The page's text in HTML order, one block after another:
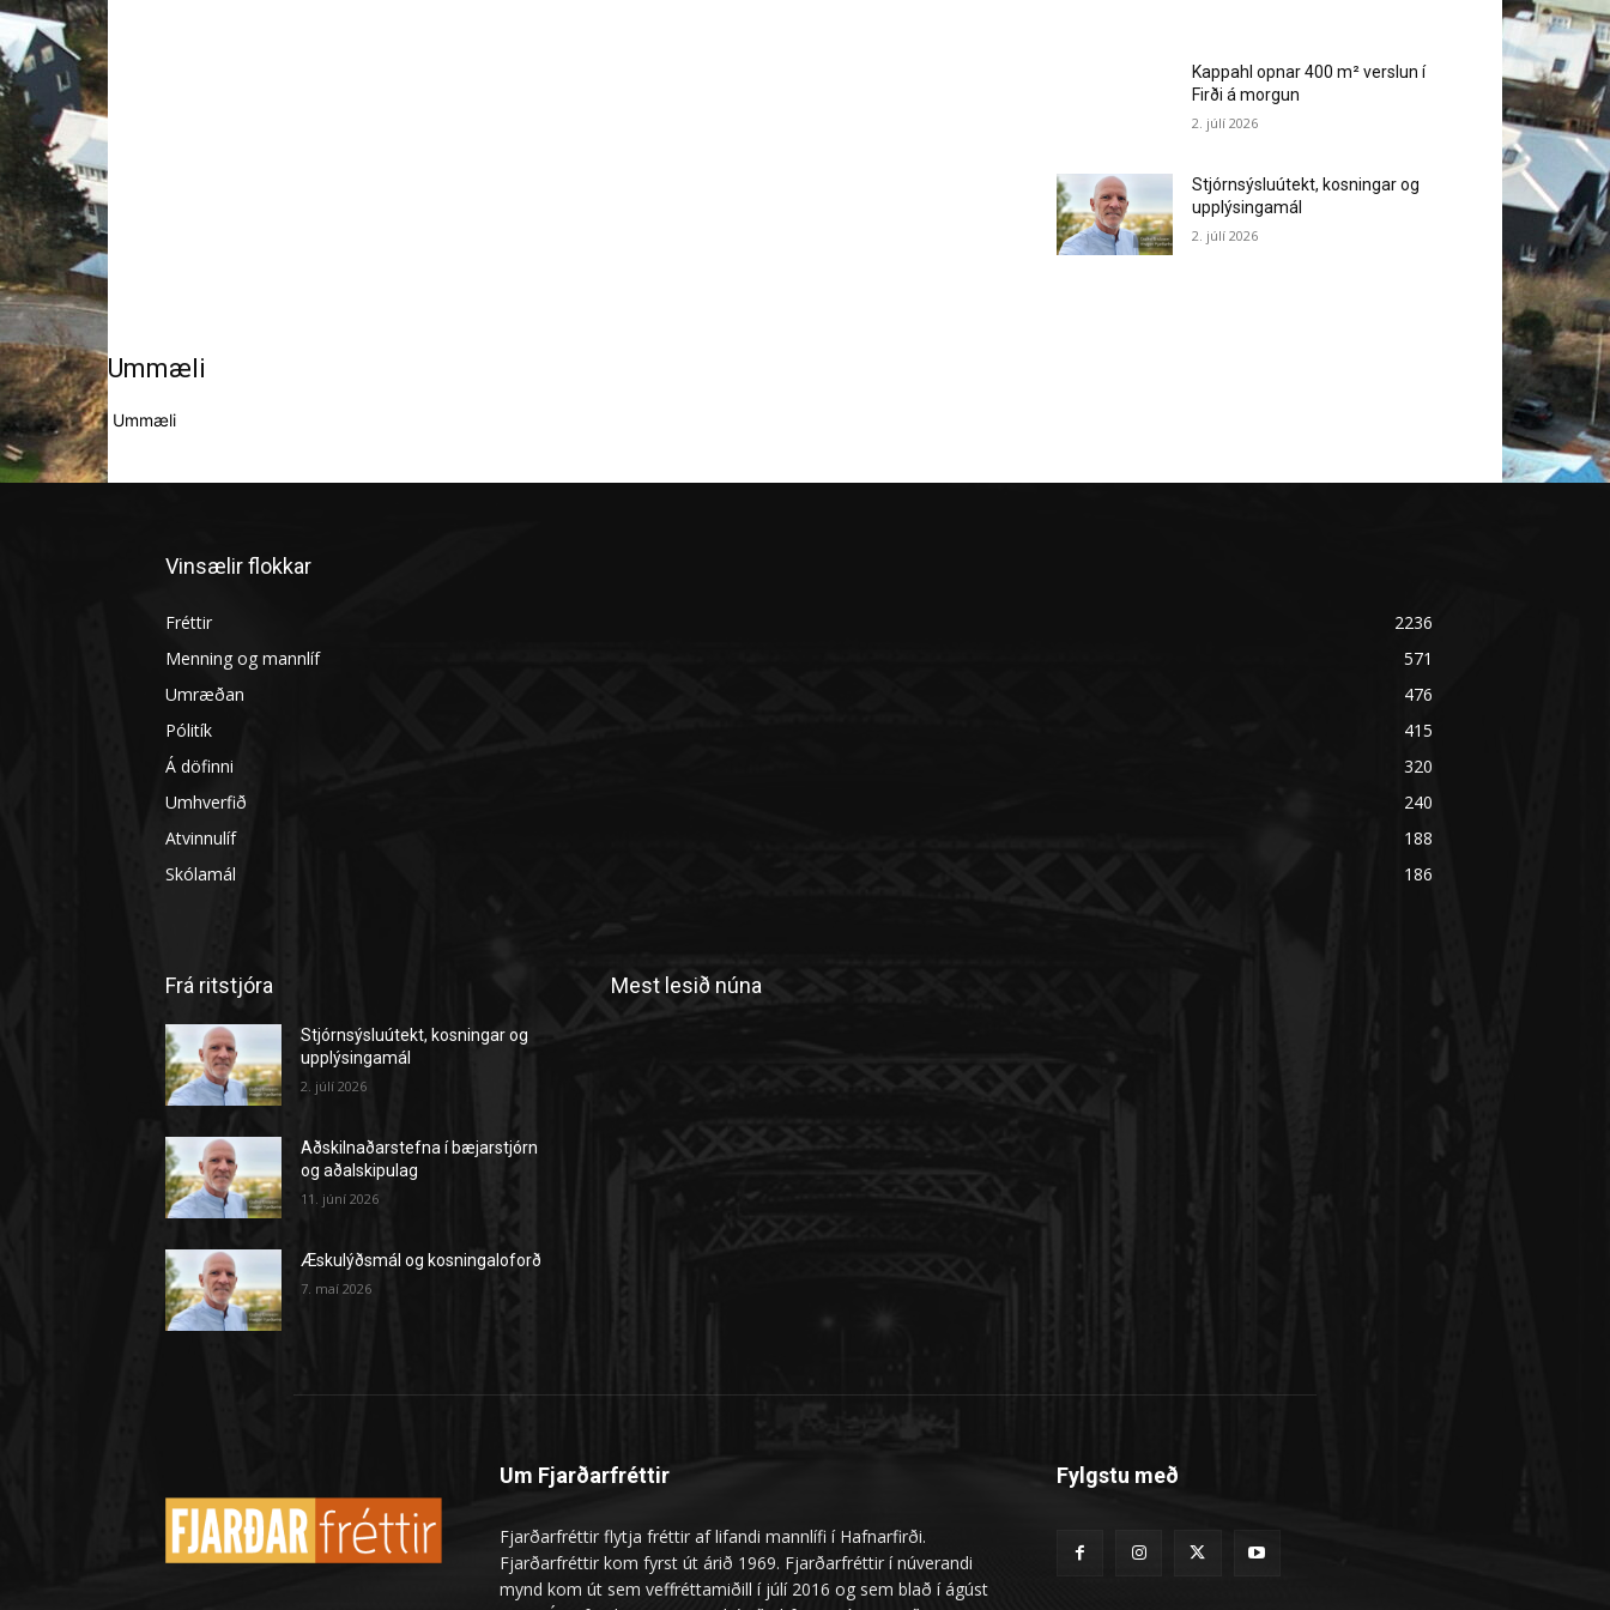
Kappahl opnar 400 m² verslun í
Firði á morgun
2. júlí 2026
Stjórnsýsluútekt, kosningar og
upplýsingamál
2. júlí 2026
Ummæli
Ummæli
Vinsælir flokkar
Fréttir
2236
Menning og mannlíf
571
Umræðan
476
Pólitík
415
Á döfinni
320
Umhverfið
240
Atvinnulíf
188
Skólamál
186
Frá ritstjóra
Stjórnsýsluútekt, kosningar og
upplýsingamál
2. júlí 2026
Aðskilnaðarstefna í bæjarstjórn
og aðalskipulag
11. júní 2026
Æskulýðsmál og kosningaloforð
7. maí 2026
Mest lesið núna
Um Fjarðarfréttir
Fjarðarfréttir flytja fréttir af lifandi mannlífi í Hafnarfirði.
Fjarðarfréttir kom fyrst út árið 1969. Fjarðarfréttir í núverandi
mynd kom út sem veffréttamiðill í júlí 2016 og sem blað í ágúst
Fylgstu með